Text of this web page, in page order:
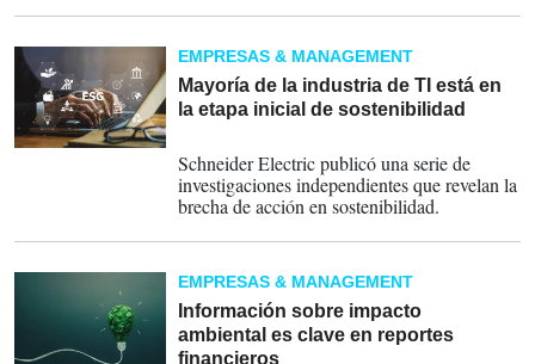
EMPRESAS & MANAGEMENT
Mayoría de la industria de TI está en
la etapa inicial de sostenibilidad
Schneider Electric publicó una serie de
investigaciones independientes que revelan la
brecha de acción en sostenibilidad.
EMPRESAS & MANAGEMENT
Información sobre impacto
ambiental es clave en reportes
financieros